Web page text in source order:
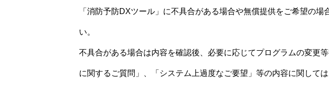
「消防予防DXツール」に不具合がある場合や無償提供をご希望の
い。
不具合がある場合は内容を確認後、必要に応じてプログラムの変更
に関するご質問」、「システム上過度なご要望」等の内容に関して